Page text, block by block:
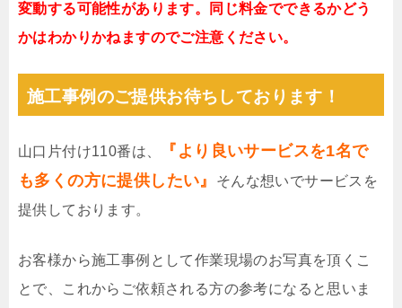
変動する可能性があります。同じ料金でできるかどう
かはわかりかねますのでご注意ください。
施工事例のご提供お待ちしております！
山口片付け110番は、
『より良いサービスを1名で
も多くの方に提供したい』
そんな想いでサービスを
提供しております。
お客様から施工事例として作業現場のお写真を頂くこ
とで、これからご依頼される方の参考になると思いま